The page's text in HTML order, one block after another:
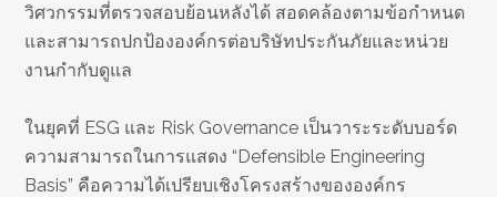
วิศวกรรมที่ตรวจสอบย้อนหลังได้ สอดคล้องตามข้อกำหนด
และสามารถปกป้ององค์กรต่อบริษัทประกันภัยและหน่วย
งานกำกับดูแล
ในยุคที่ ESG และ Risk Governance เป็นวาระระดับบอร์ด
ความสามารถในการแสดง “Defensible Engineering
Basis” คือความได้เปรียบเชิงโครงสร้างขององค์กร